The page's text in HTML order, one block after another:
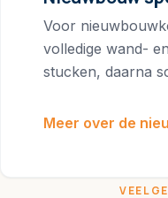
Voor
volledige wand-
stucken, daarna
Meer over de